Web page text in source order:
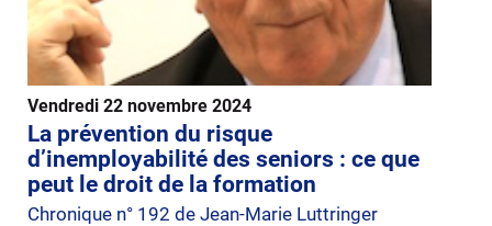
Vendredi 22 novembre 2024
La prévention du risque
d’inemployabilité des seniors : ce que
peut le droit de la formation
Chronique n° 192 de Jean-Marie Luttringer